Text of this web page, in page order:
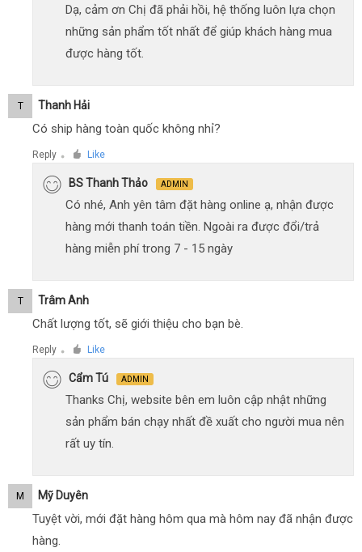
Dạ, cảm ơn Chị đã phải hồi, hệ thống luôn lựa chọn
những sản phẩm tốt nhất để giúp khách hàng mua
được hàng tốt.
T Thanh Hải
Có ship hàng toàn quốc không nhỉ?
Reply ● Like
BS Thanh Thảo ADMIN
Có nhé, Anh yên tâm đặt hàng online ạ, nhận được
hàng mới thanh toán tiền. Ngoài ra được đổi/trả
hàng miễn phí trong 7 - 15 ngày
T Trâm Anh
Chất lượng tốt, sẽ giới thiệu cho bạn bè.
Reply ● Like
Cẩm Tú ADMIN
Thanks Chị, website bên em luôn cập nhật những
sản phẩm bán chạy nhất đề xuất cho người mua nên
rất uy tín.
M Mỹ Duyên
Tuyệt vời, mới đặt hàng hôm qua mà hôm nay đã nhận được
hàng.